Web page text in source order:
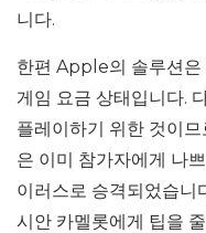
니다.
한편 Apple의 솔루션은
게임 요금 상태입니다.
플레이하기 위한 것이
은 이미 참가자에게 나
이러스로 승격되었습니
시안 카멜롯에게 팁을